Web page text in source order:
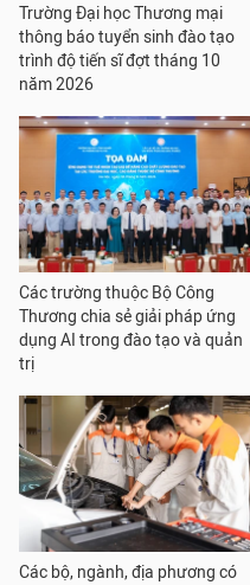
Trường Đại học Thương mại
thông báo tuyển sinh đào tạo
trình độ tiến sĩ đợt tháng 10
năm 2026
Các trường thuộc Bộ Công
Thương chia sẻ giải pháp ứng
dụng AI trong đào tạo và quản
trị
Các bộ, ngành, địa phương có